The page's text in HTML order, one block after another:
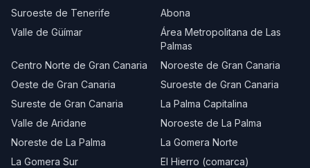
Suroeste de Tenerife
Abona
Valle de Güímar
Área Metropolitana de Las
Palmas
Centro Norte de Gran Canaria
Noroeste de Gran Canaria
Oeste de Gran Canaria
Suroeste de Gran Canaria
Sureste de Gran Canaria
La Palma Capitalina
Valle de Aridane
Noroeste de La Palma
Noreste de La Palma
La Gomera Norte
La Gomera Sur
El Hierro (comarca)